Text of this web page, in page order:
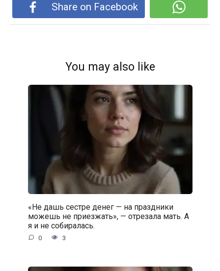
Share on Facebook
You may also like
«Не дашь сестре денег — на праздники
можешь не приезжать», — отрезала мать. А
я и не собиралась.
0 3